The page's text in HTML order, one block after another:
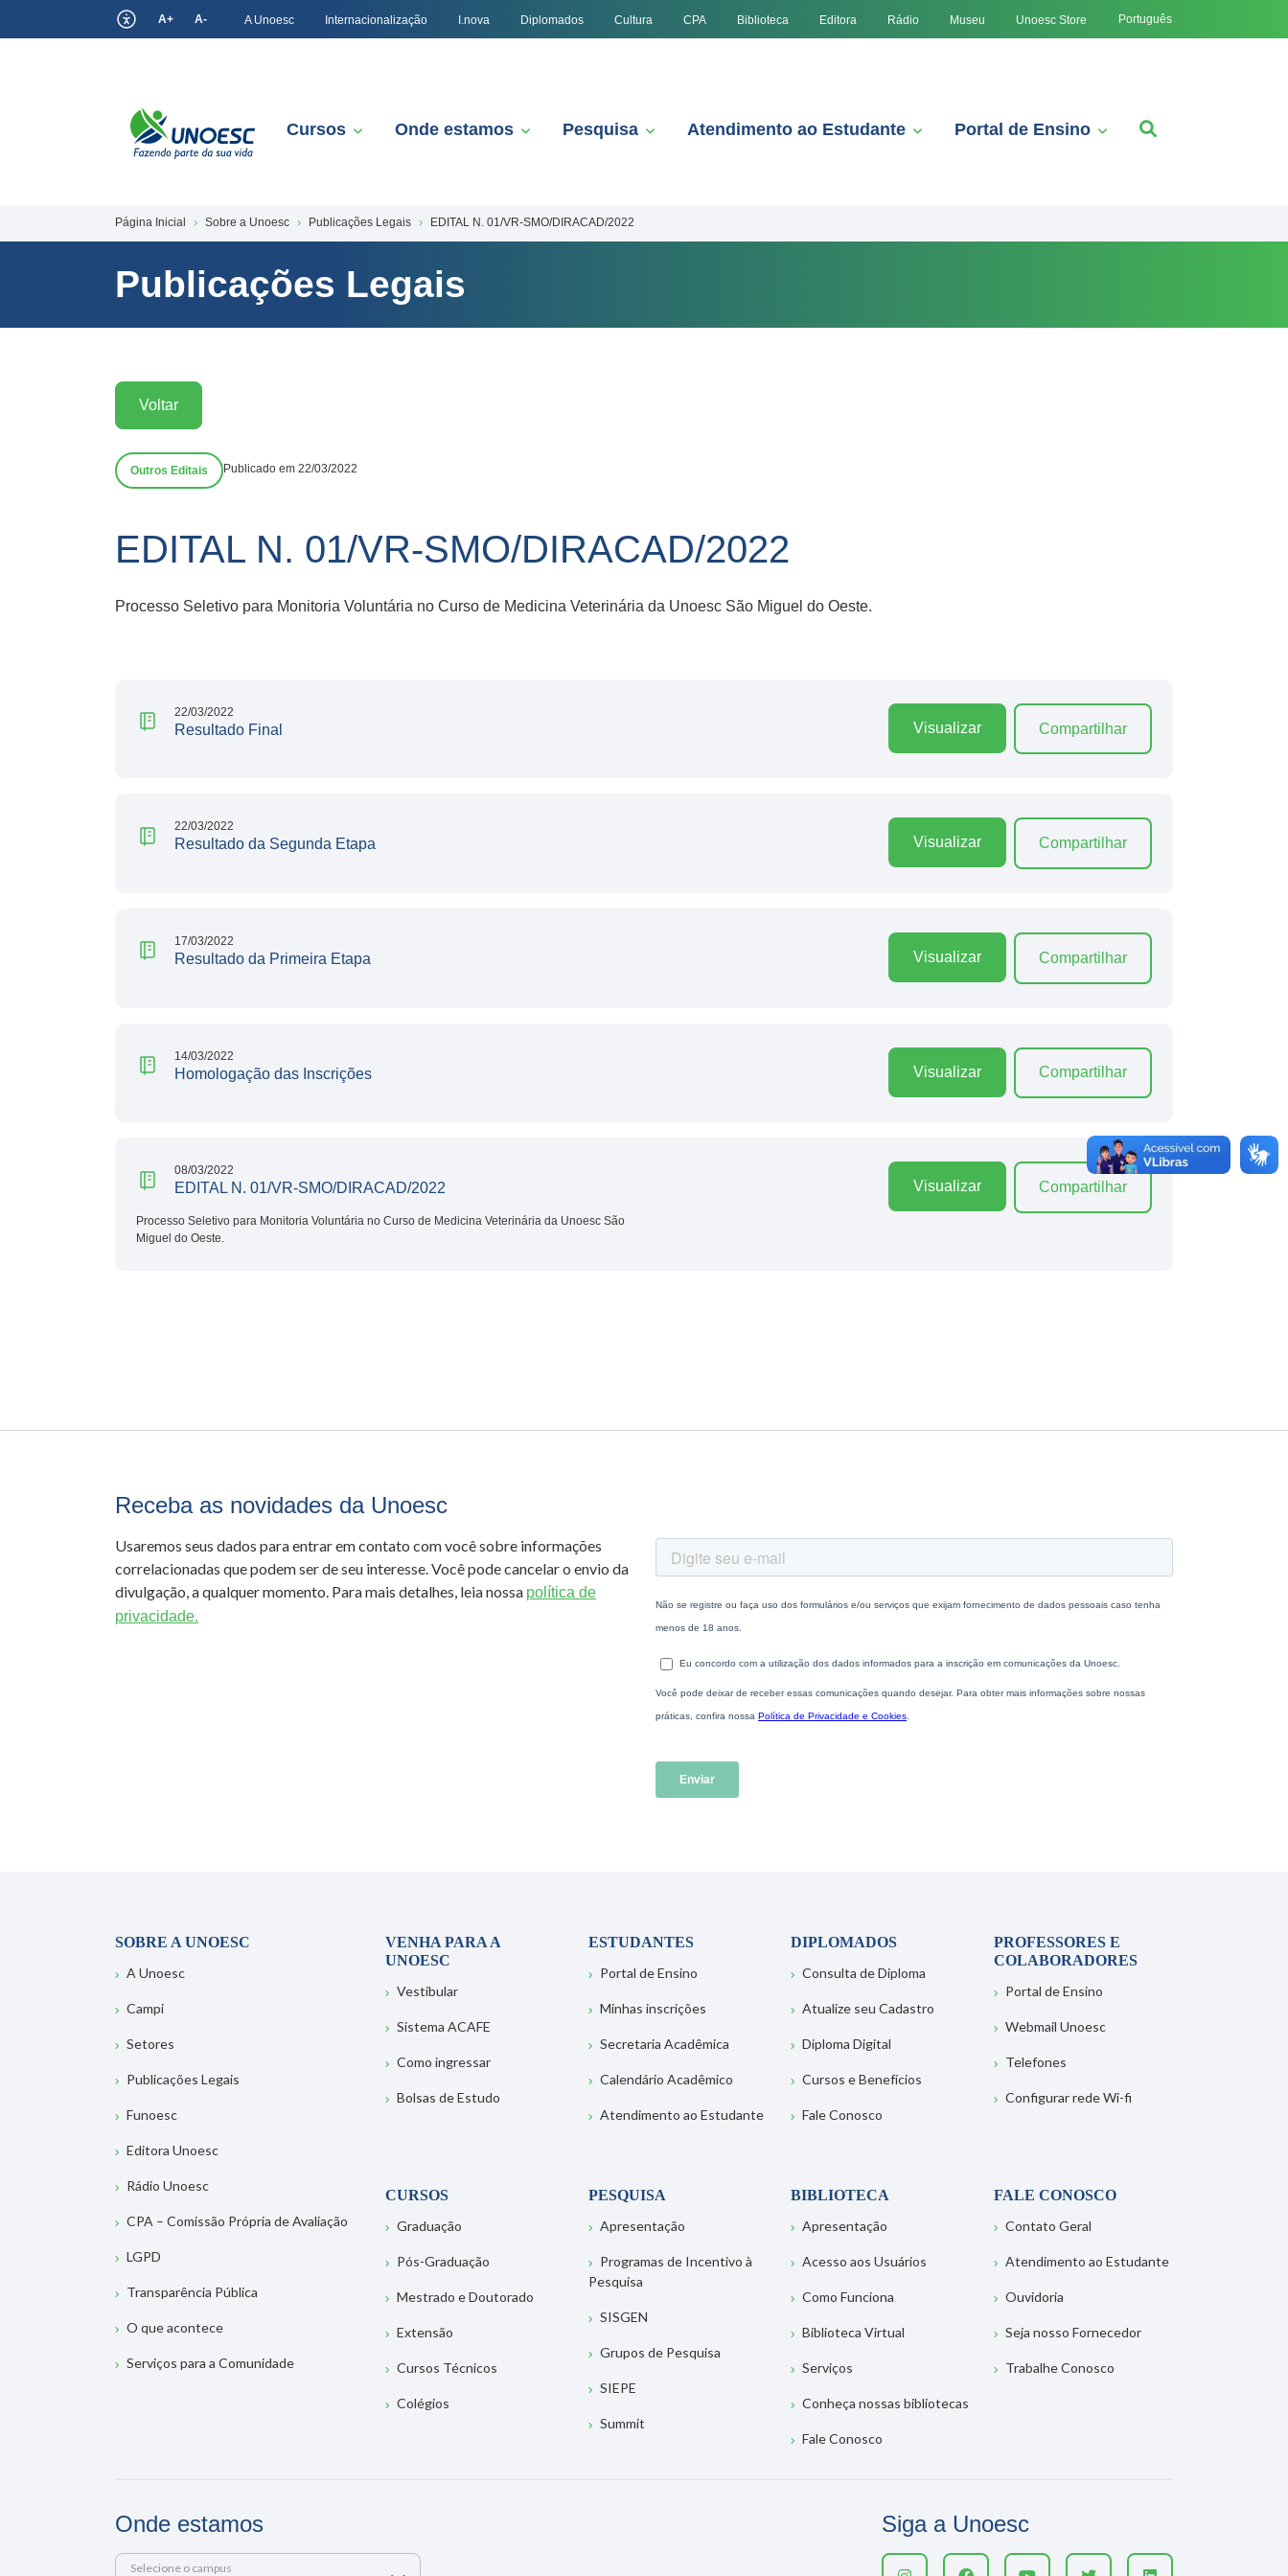
A+ A- A Unoesc Internacionalização I.nova Diplomados Cultura CPA Biblioteca Editora Rádio Museu Unoesc Store Português
Cursos Onde estamos Pesquisa Atendimento ao Estudante Portal de Ensino
Página Inicial Sobre a Unoesc Publicações Legais EDITAL N. 01/VR-SMO/DIRACAD/2022
Publicações Legais
Voltar
Outros Editais Publicado em 22/03/2022
EDITAL N. 01/VR-SMO/DIRACAD/2022
Processo Seletivo para Monitoria Voluntária no Curso de Medicina Veterinária da Unoesc São Miguel do Oeste.
22/03/2022
Resultado Final Visualizar Compartilhar
22/03/2022
Resultado da Segunda Etapa Visualizar Compartilhar
17/03/2022
Resultado da Primeira Etapa Visualizar Compartilhar
14/03/2022
Homologação das Inscrições Visualizar Compartilhar
08/03/2022
EDITAL N. 01/VR-SMO/DIRACAD/2022
Processo Seletivo para Monitoria Voluntária no Curso de Medicina Veterinária da Unoesc São
Miguel do Oeste.
Visualizar Compartilhar
Receba as novidades da Unoesc
Usaremos seus dados para entrar em contato com você sobre informações
correlacionadas que podem ser de seu interesse. Você pode cancelar o envio da
divulgação, a qualquer momento. Para mais detalhes, leia nossa política de
privacidade.
SOBRE A UNOESC
A Unoesc
Campi
Setores
Publicações Legais
Funoesc
Editora Unoesc
Rádio Unoesc
CPA – Comissão Própria de Avaliação
LGPD
Transparência Pública
O que acontece
Serviços para a Comunidade
VENHA PARA A
UNOESC
Vestibular
Sistema ACAFE
Como ingressar
Bolsas de Estudo
ESTUDANTES
Portal de Ensino
Minhas inscrições
Secretaria Acadêmica
Calendário Acadêmico
Atendimento ao Estudante
DIPLOMADOS
Consulta de Diploma
Atualize seu Cadastro
Diploma Digital
Cursos e Benefícios
Fale Conosco
PROFESSORES E
COLABORADORES
Portal de Ensino
Webmail Unoesc
Telefones
Configurar rede Wi-fi
CURSOS
Graduação
Pós-Graduação
Mestrado e Doutorado
Extensão
Cursos Técnicos
Colégios
PESQUISA
Apresentação
Programas de Incentivo à
Pesquisa
SISGEN
Grupos de Pesquisa
SIEPE
Summit
BIBLIOTECA
Apresentação
Acesso aos Usuários
Como Funciona
Biblioteca Virtual
Serviços
Conheça nossas bibliotecas
Fale Conosco
FALE CONOSCO
Contato Geral
Atendimento ao Estudante
Ouvidoria
Seja nosso Fornecedor
Trabalhe Conosco
Onde estamos
Selecione o campus
Siga a Unoesc